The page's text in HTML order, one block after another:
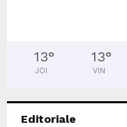
13°
JOI
13°
VIN
Editoriale